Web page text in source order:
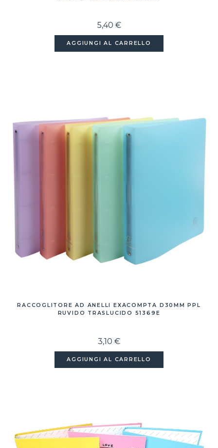
5,40 €
AGGIUNGI AL CARRELLO
RACCOGLITORE AD ANELLI EXACOMPTA D30MM PPL
RUVIDO TRASLUCIDO 51369E
3,10 €
AGGIUNGI AL CARRELLO